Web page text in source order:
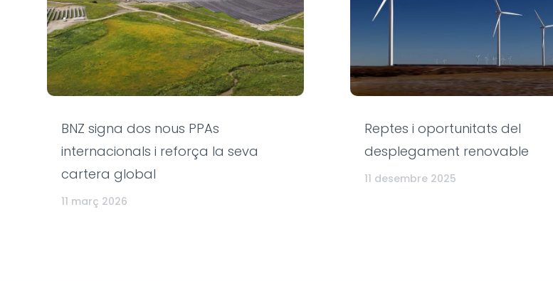
BNZ signa dos nous PPAs
internacionals i reforça la seva
cartera global
11 març 2026
Reptes i oportunitats del
desplegament renovable
11 desembre 2025